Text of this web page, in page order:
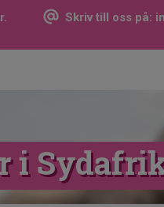
Skriv till oss på:
i